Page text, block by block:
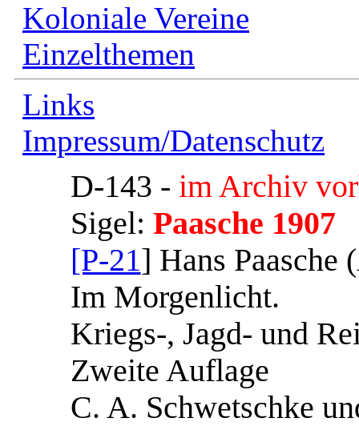
Koloniale Vereine
Einzelthemen
Links
Impressum/Datenschutz
D-143 - im Archiv
Sigel: Paasche 1907
[P-21] Hans Paasche
Im Morgenlicht.
Kriegs-, Jagd- und
Zweite Auflage
C. A. Schwetschke